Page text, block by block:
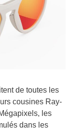
de toutes les
cousines Ray-
les
dans les